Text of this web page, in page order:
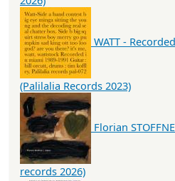
WATT -
(Palilalia Records 2023)
Florian
records 2026)